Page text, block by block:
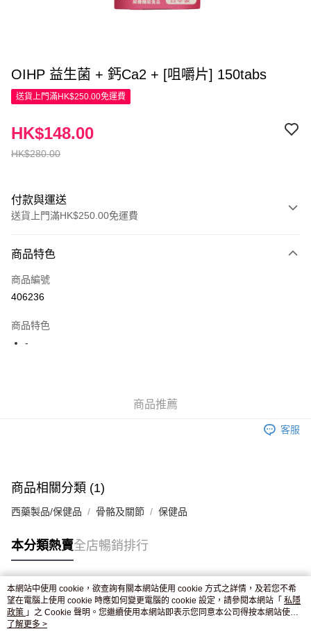
OIHP 益生菌 + 鈣Ca2 + [咀嚼片] 150tabs
送貨上門滿HK$250.00免運費
HK$280.00
HK$148.00
付款與運送
送貨上門滿HK$250.00免運費
信用卡
Apple Pay
JD京東物流，訂單確認發貨後2-4個工作天送達
商品特色
商品編號
406236
商品特色
-
商品推薦
客服
商品相關分類 (1)
西藥製品/保健品 骨骼及關節 保健品
本分類熱賣全店暢銷排行
熱門標籤
熱銷排行
本網站中使用 cookie，欲查詢有關本網站使用 cookie 方式之詳情，及若您不希
望在電腦上使用 cookie 時應如何變更電腦的 cookie 設定，請參閱本網站「 私隱
政策 」之 Cookie 聲明。您繼續使用本網站即表示您同意本公司得按本網站使用
條款之 Cookie 聲明使用 cookie。
了解更多 >